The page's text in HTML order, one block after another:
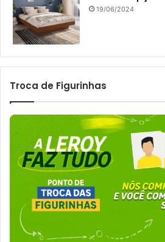
19/06/2024
Troca de Figurinhas